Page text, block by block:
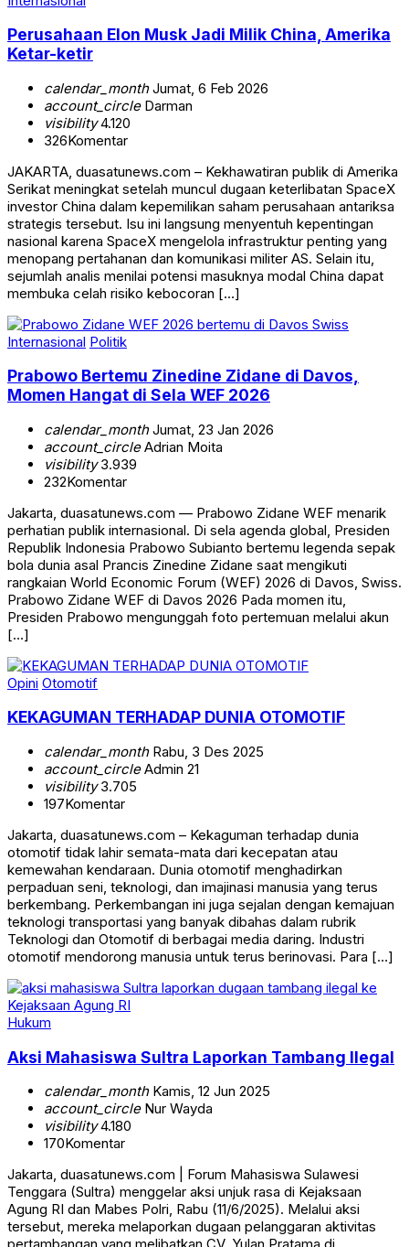
Perusahaan Elon Musk Jadi Milik China, Amerika
Ketar-ketir
calendar_monthJumat, 6 Feb 2026
account_circleDarman
visibility4.120
326Komentar
JAKARTA, duasatunews.com – Kekhawatiran publik di Amerika
Serikat meningkat setelah muncul dugaan keterlibatan SpaceX
investor China dalam kepemilikan saham perusahaan antariksa
strategis tersebut. Isu ini langsung menyentuh kepentingan
nasional karena SpaceX mengelola infrastruktur penting yang
menopang pertahanan dan komunikasi militer AS. Selain itu,
sejumlah analis menilai potensi masuknya modal China dapat
membuka celah risiko kebocoran […]
Internasional Politik
Prabowo Bertemu Zinedine Zidane di Davos,
Momen Hangat di Sela WEF 2026
calendar_monthJumat, 23 Jan 2026
account_circleAdrian Moita
visibility3.939
232Komentar
Jakarta, duasatunews.com — Prabowo Zidane WEF menarik
perhatian publik internasional. Di sela agenda global, Presiden
Republik Indonesia Prabowo Subianto bertemu legenda sepak
bola dunia asal Prancis Zinedine Zidane saat mengikuti
rangkaian World Economic Forum (WEF) 2026 di Davos, Swiss.
Prabowo Zidane WEF di Davos 2026 Pada momen itu,
Presiden Prabowo mengunggah foto pertemuan melalui akun
[…]
Opini Otomotif
KEKAGUMAN TERHADAP DUNIA OTOMOTIF
calendar_monthRabu, 3 Des 2025
account_circleAdmin 21
visibility3.705
197Komentar
Jakarta, duasatunews.com – Kekaguman terhadap dunia
otomotif tidak lahir semata-mata dari kecepatan atau
kemewahan kendaraan. Dunia otomotif menghadirkan
perpaduan seni, teknologi, dan imajinasi manusia yang terus
berkembang. Perkembangan ini juga sejalan dengan kemajuan
teknologi transportasi yang banyak dibahas dalam rubrik
Teknologi dan Otomotif di berbagai media daring. Industri
otomotif mendorong manusia untuk terus berinovasi. Para […]
Hukum
Aksi Mahasiswa Sultra Laporkan Tambang Ilegal
calendar_monthKamis, 12 Jun 2025
account_circleNur Wayda
visibility4.180
170Komentar
Jakarta, duasatunews.com | Forum Mahasiswa Sulawesi
Tenggara (Sultra) menggelar aksi unjuk rasa di Kejaksaan
Agung RI dan Mabes Polri, Rabu (11/6/2025). Melalui aksi
tersebut, mereka melaporkan dugaan pelanggaran aktivitas